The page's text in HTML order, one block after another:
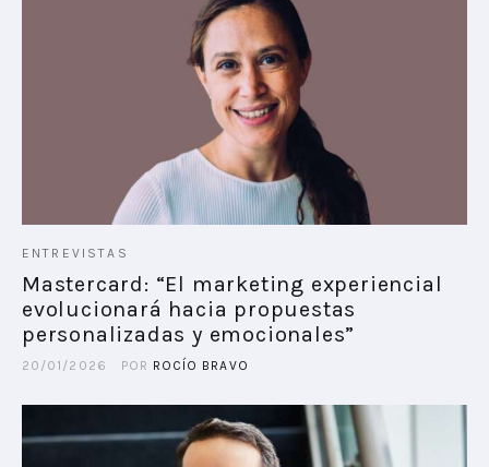
ENTREVISTAS
Mastercard: “El marketing experiencial
evolucionará hacia propuestas
personalizadas y emocionales”
20/01/2026 POR ROCÍO BRAVO